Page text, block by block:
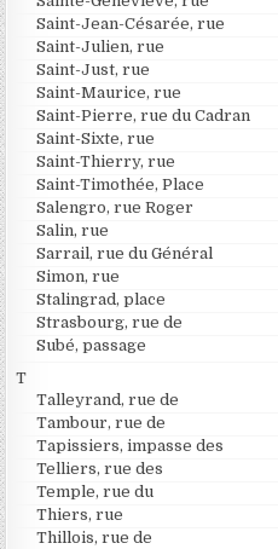
Saint-Jean-Césarée, rue
Saint-Julien, rue
Saint-Just, rue
Saint-Maurice, rue
Saint-Pierre, rue du Cadran
Saint-Sixte, rue
Saint-Thierry, rue
Saint-Timothée, Place
Salengro, rue Roger
Salin, rue
Sarrail, rue du Général
Simon, rue
Stalingrad, place
Strasbourg, rue de
Subé, passage
T
Talleyrand, rue de
Tambour, rue de
Tapissiers, impasse des
Telliers, rue des
Temple, rue du
Thiers, rue
Thillois, rue de